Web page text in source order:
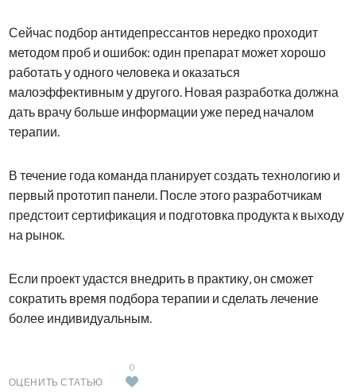
Сейчас подбор антидепрессантов нередко проходит
методом проб и ошибок: один препарат может хорошо
работать у одного человека и оказаться
малоэффективным у другого. Новая разработка должна
дать врачу больше информации уже перед началом
терапии.
В течение года команда планирует создать технологию и
первый прототип панели. После этого разработчикам
предстоит сертификация и подготовка продукта к выходу
на рынок.
Если проект удастся внедрить в практику, он сможет
сократить время подбора терапии и сделать лечение
более индивидуальным.
ОЦЕНИТЬ СТАТЬЮ
0